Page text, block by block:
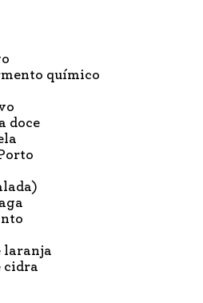
químico
doce
laranja
cidra